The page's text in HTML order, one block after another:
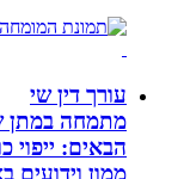
עורך דין שי
מתמחה במתן
הבאים: ייפוי כוח
ממון וידועים